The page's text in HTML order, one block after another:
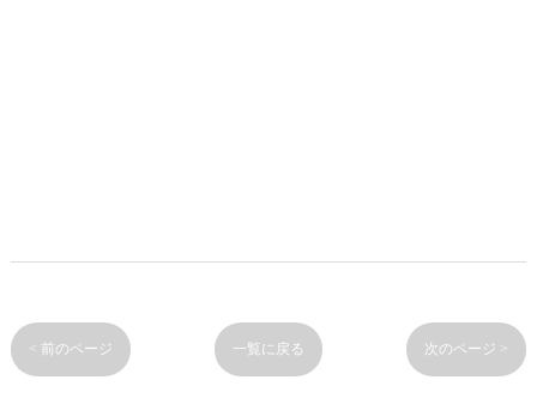
< 前のページ 一覧に戻る 次のページ >